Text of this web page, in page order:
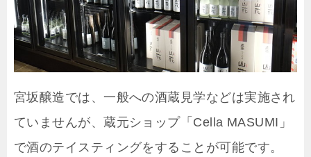
宮坂醸造では、一般への酒蔵見学などは実施され
ていませんが、蔵元ショップ「Cella MASUMI」
で酒のテイスティングをすることが可能です。